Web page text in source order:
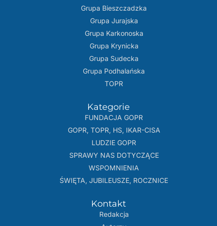
Grupa Bieszczadzka
Grupa Jurajska
Grupa Karkonoska
Grupa Krynicka
Grupa Sudecka
Grupa Podhalańska
TOPR
Kategorie
FUNDACJA GOPR
GOPR, TOPR, HS, IKAR-CISA
LUDZIE GOPR
SPRAWY NAS DOTYCZĄCE
WSPOMNIENIA
ŚWIĘTA, JUBILEUSZE, ROCZNICE
Kontakt
Redakcja